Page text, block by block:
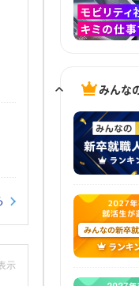
示
みんな